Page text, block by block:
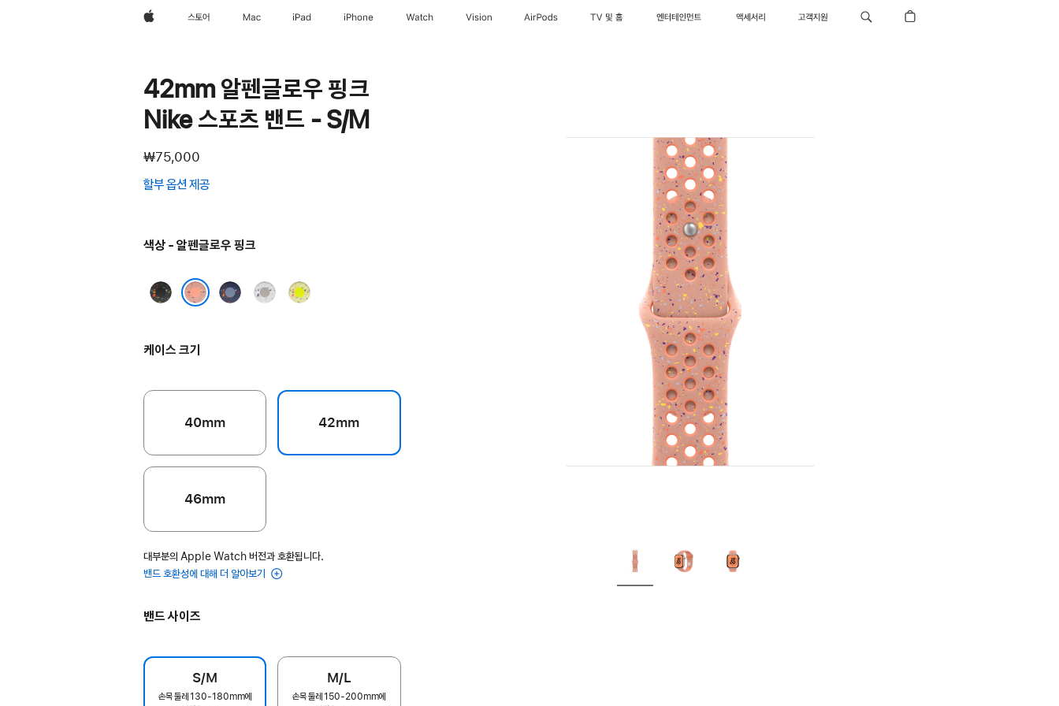
Apple스토어 Mac iPad iPhone Watch Vision AirPods TV 및 홈 엔터테인먼트 액세서리 고객지원
42mm 알펜글로우 핑크
Nike 스포츠 밴드 - S/M
₩75,000
할부 옵션 제공
색상 - 알펜글로우 핑크
미드나이트
블루
베일드
볼트
케이스 크기
40mm 42mm
46mm
대부분의 Apple Watch 버전과 호환됩니다.
밴드 호환성에 대해 더 알아보기
밴드 사이즈
S/M
손목 둘레 130-180mm에
M/L
손목 둘레 150-200mm에